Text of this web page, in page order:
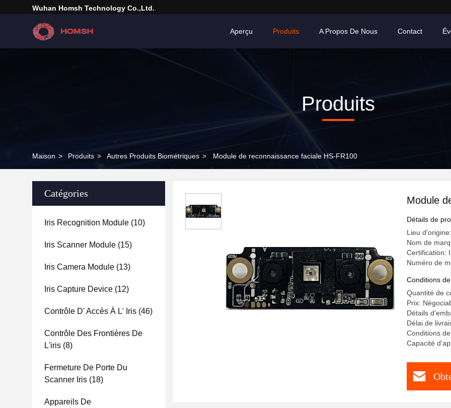
Wuhan Homsh Technology Co.,Ltd.
Aperçu Produits A Propos De Nous Contact
Produits
Maison > Produits > Autres Produits Biométriques > Module de reconnaissance faciale HS-FR100
Catégories
Iris Recognition Module (10)
Iris Scanner Module (15)
Iris Camera Module (13)
Iris Capture Device (12)
Contrôle D' Accès À L' Iris (46)
Contrôle Des Frontières De
L'iris (8)
Fermeture De Porte Du
Scanner Iris (18)
Appareils De
Module
Détails de
Lieu
Nom de
Certification:
Numéro de
Conditions
Quantité de
Prix:
Détails
Délai de
Conditions
Capacité